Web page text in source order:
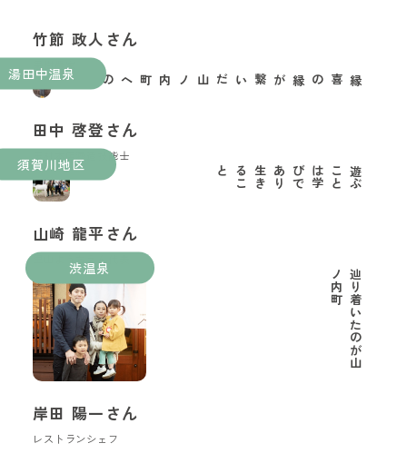
竹節 政人さん
果樹農家
湯田中温泉
縁喜の縁が繋いだ山ノ内町への移住
田中 啓登さん
玉村本店酒造技能士
須賀川地区
遊
ぶ
こ
と
は
学
び
で
あ
り
生
き
る
こ
と
山崎 龍平さん
里山ようちえん代表
渋温泉
辿
り
着
い
た
の
が
山
ノ
内
町
岸田 陽一さん
レストランシェフ